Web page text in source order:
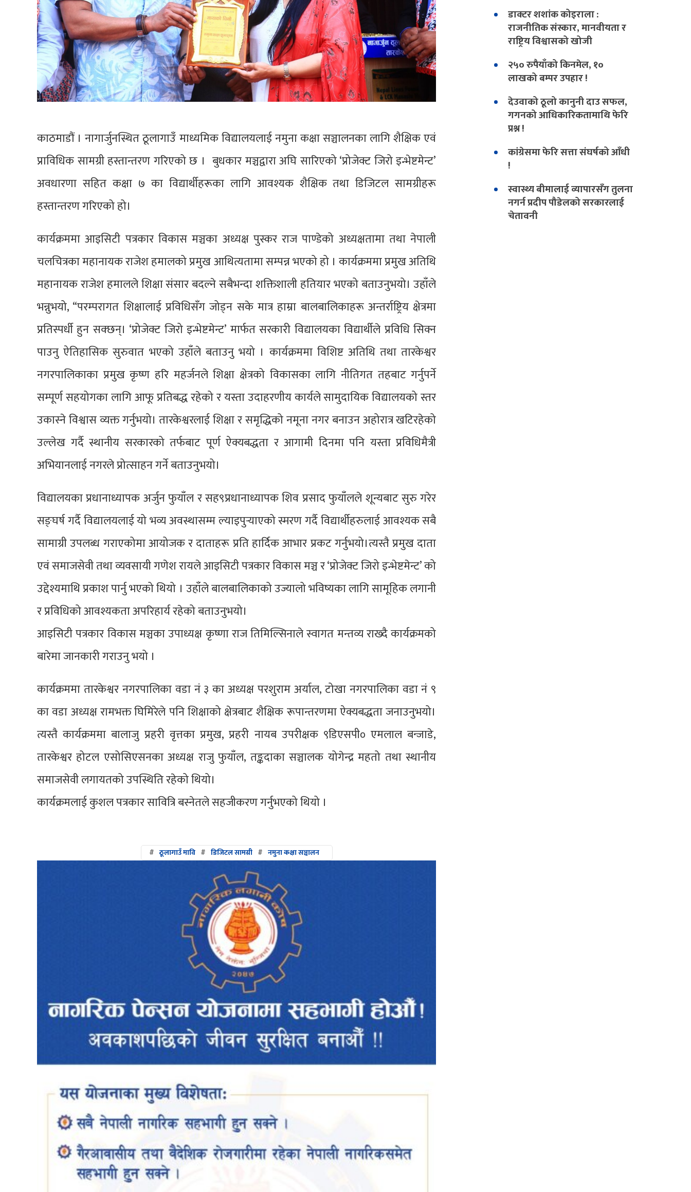
काठमाडौं । नागार्जुनस्थित ठूलागाउँ माध्यमिक विद्यालयलाई नमुना कक्षा सञ्चालनका लागि शैक्षिक एवं
प्राविधिक सामग्री हस्तान्तरण गरिएको छ । बुधकार मञ्चद्वारा अघि सारिएको ‘प्रोजेक्ट जिरो इन्भेष्टमेन्ट’
अवधारणा सहित कक्षा ७ का विद्यार्थीहरूका लागि आवश्यक शैक्षिक तथा डिजिटल सामग्रीहरू
हस्तान्तरण गरिएको हो।
कार्यक्रममा आइसिटी पत्रकार विकास मञ्चका अध्यक्ष पुस्कर राज पाण्डेको अध्यक्षतामा तथा नेपाली
चलचित्रका महानायक राजेश हमालको प्रमुख आथित्यतामा सम्पन्न भएको हो । कार्यक्रममा प्रमुख अतिथि
महानायक राजेश हमालले शिक्षा संसार बदल्ने सबैभन्दा शक्तिशाली हतियार भएको बताउनुभयो। उहाँले
भन्नुभयो, “परम्परागत शिक्षालाई प्रविधिसँग जोड्न सके मात्र हाम्रा बालबालिकाहरू अन्तर्राष्ट्रिय क्षेत्रमा
प्रतिस्पर्धी हुन सक्छन्। ‘प्रोजेक्ट जिरो इन्भेष्टमेन्ट’ मार्फत सरकारी विद्यालयका विद्यार्थीले प्रविधि सिक्न
पाउनु ऐतिहासिक सुरुवात भएको उहाँले बताउनु भयो । कार्यक्रममा विशिष्ट अतिथि तथा तारकेश्वर
नगरपालिकाका प्रमुख कृष्ण हरि महर्जनले शिक्षा क्षेत्रको विकासका लागि नीतिगत तहबाट गर्नुपर्ने
सम्पूर्ण सहयोगका लागि आफू प्रतिबद्ध रहेको र यस्ता उदाहरणीय कार्यले सामुदायिक विद्यालयको स्तर
उकास्ने विश्वास व्यक्त गर्नुभयो। तारकेश्वरलाई शिक्षा र समृद्धिको नमूना नगर बनाउन अहोरात्र खटिरहेको
उल्लेख गर्दै स्थानीय सरकारको तर्फबाट पूर्ण ऐक्यबद्धता र आगामी दिनमा पनि यस्ता प्रविधिमैत्री
अभियानलाई नगरले प्रोत्साहन गर्ने बताउनुभयो।
विद्यालयका प्रधानाध्यापक अर्जुन फुयाँल र सह९प्रधानाध्यापक शिव प्रसाद फुयाँलले शून्यबाट सुरु गरेर
सङ्घर्ष गर्दै विद्यालयलाई यो भव्य अवस्थासम्म ल्याइपुर्‍याएको स्मरण गर्दै विद्यार्थीहरुलाई आवश्यक सबै
सामाग्री उपलब्ध गराएकोमा आयोजक र दाताहरू प्रति हार्दिक आभार प्रकट गर्नुभयो।त्यस्तै प्रमुख दाता
एवं समाजसेवी तथा व्यवसायी गणेश रायले आइसिटी पत्रकार विकास मञ्च र ‘प्रोजेक्ट जिरो इन्भेष्टमेन्ट’ को
उद्देश्यमाथि प्रकाश पार्नु भएको थियो । उहाँले बालबालिकाको उज्यालो भविष्यका लागि सामूहिक लगानी
र प्रविधिको आवश्यकता अपरिहार्य रहेको बताउनुभयो।
आइसिटी पत्रकार विकास मञ्चका उपाध्यक्ष कृष्णा राज तिमिल्सिनाले स्वागत मन्तव्य राख्दै कार्यक्रमको
बारेमा जानकारी गराउनु भयो ।
कार्यक्रममा तारकेश्वर नगरपालिका वडा नं ३ का अध्यक्ष परशुराम अर्याल, टोखा नगरपालिका वडा नं ९
का वडा अध्यक्ष रामभक्त घिमिरेले पनि शिक्षाको क्षेत्रबाट शैक्षिक रूपान्तरणमा ऐक्यबद्धता जनाउनुभयो।
त्यस्तै कार्यक्रममा बालाजु प्रहरी वृत्तका प्रमुख, प्रहरी नायब उपरीक्षक ९डिएसपी० एमलाल बन्जाडे,
तारकेश्वर होटल एसोसिएसनका अध्यक्ष राजु फुयाँल, तङ्कदाका सञ्चालक योगेन्द्र महतो तथा स्थानीय
समाजसेवी लगायतको उपस्थिति रहेको थियो।
कार्यक्रमलाई कुशल पत्रकार सावित्रि बस्नेतले सहजीकरण गर्नुभएको थियो ।
# ठूलागाउँ मावि # डिजिटल सामग्री # नमुना कक्षा सञ्चालन
डाक्टर शशांक कोइराला :
राजनीतिक संस्कार, मानवीयता र
राष्ट्रिय विश्वासको खोजी
२५० रुपैयाँको किनमेल, १०
लाखको बम्पर उपहार !
देउवाको ठूलो कानुनी दाउ सफल,
गगनको आधिकारिकतामाथि फेरि
प्रश्न !
कांग्रेसमा फेरि सत्ता संघर्षको आँधी
!
स्वास्थ्य बीमालाई व्यापारसँग तुलना
नगर्न प्रदीप पौडेलको सरकारलाई
चेतावनी